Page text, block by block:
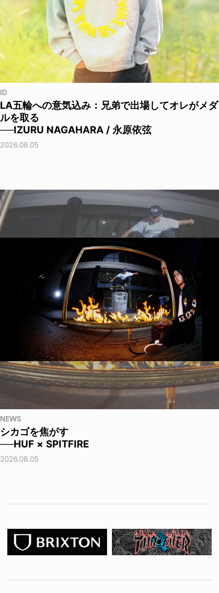
ID
LA五輪への意気込み：兄弟で出場してオレがメダ
ルを取る
──IZURU NAGAHARA / 永原依弦
2026.08.05
NEWS
シカゴを焦がす
──HUF × SPITFIRE
2026.08.05